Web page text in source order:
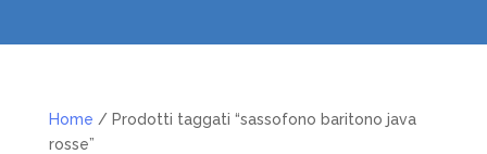
Home / Prodotti taggati “sassofono baritono java
rosse”